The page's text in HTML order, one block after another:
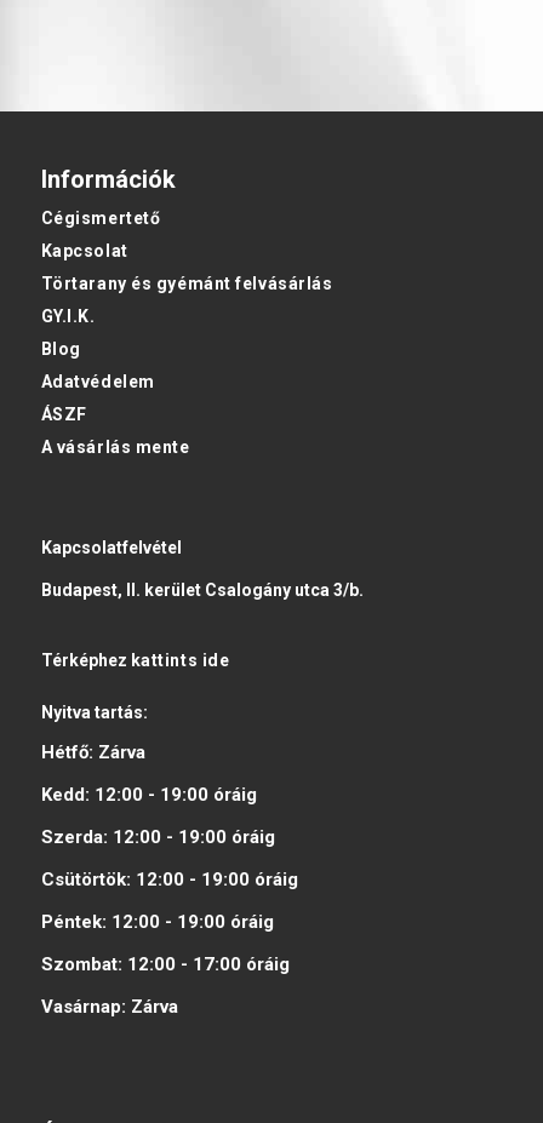
Információk
Cégismertető
Kapcsolat
Törtarany és gyémánt felvásárlás
GY.I.K.
Blog
Adatvédelem
ÁSZF
A vásárlás mente
Kapcsolatfelvétel
Budapest, II. kerület Csalogány utca 3/b.
Térképhez kattints ide
Nyitva tartás:
Hétfő: Zárva
Kedd: 12:00 - 19:00 óráig
Szerda: 12:00 - 19:00 óráig
Csütörtök: 12:00 - 19:00 óráig
Péntek: 12:00 - 19:00 óráig
Szombat: 12:00 - 17:00 óráig
Vasárnap: Zárva